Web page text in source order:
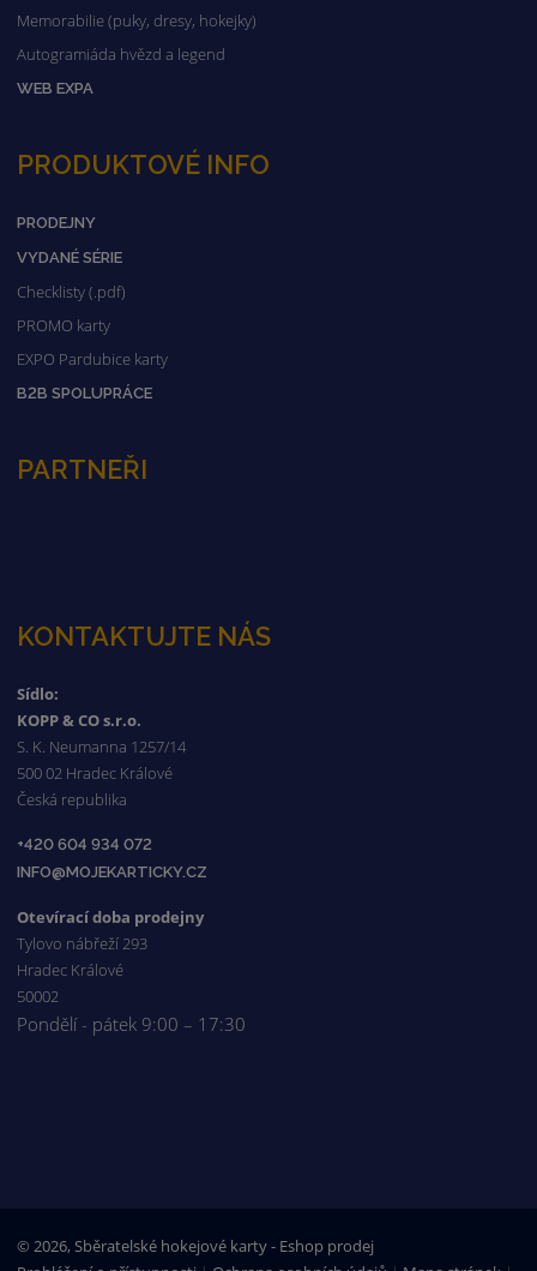
Memorabilie (puky, dresy, hokejky)
Autogramiáda hvězd a legend
WEB EXPA
PRODUKTOVÉ INFO
PRODEJNY
VYDANÉ SÉRIE
Checklisty (.pdf)
PROMO karty
EXPO Pardubice karty
B2B SPOLUPRÁCE
PARTNEŘI
KONTAKTUJTE NÁS
Sídlo:
KOPP & CO s.r.o.
S. K. Neumanna 1257/14
500 02 Hradec Králové
Česká republika
+420 604 934 072
INFO@MOJEKARTICKY.CZ
Otevírací doba prodejny
Tylovo nábřeží 293
Hradec Králové
50002
Pondělí - pátek 9:00 – 17:30
© 2026, Sběratelské hokejové karty - Eshop prodej